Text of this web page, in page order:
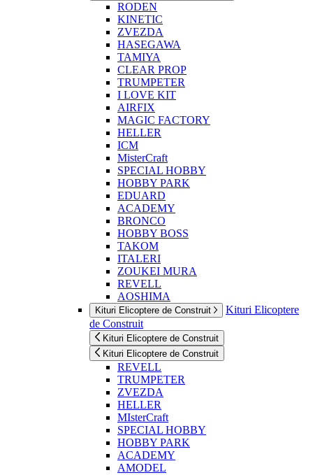
RODEN
KINETIC
ZVEZDA
HASEGAWA
TAMIYA
CLEAR PROP
TRUMPETER
I LOVE KIT
AIRFIX
MAGIC FACTORY
HELLER
ICM
MisterCraft
SPECIAL HOBBY
HOBBY PARK
EDUARD
ACADEMY
BRONCO
HOBBY BOSS
TAKOM
ITALERI
ZOUKEI MURA
REVELL
AOSHIMA
Kituri Elicoptere de Construit
Kituri Elicoptere
de Construit
Kituri Elicoptere de Construit
Kituri Elicoptere de Construit
REVELL
TRUMPETER
ZVEZDA
HELLER
MIsterCraft
SPECIAL HOBBY
HOBBY PARK
ACADEMY
AMODEL